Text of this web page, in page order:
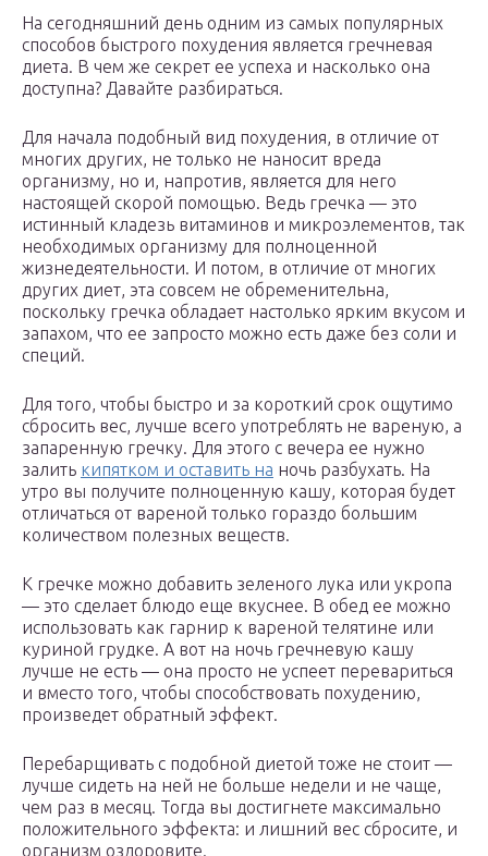
На сегодняшний день одним из самых популярных
способов быстрого похудения является гречневая
диета. В чем же секрет ее успеха и насколько она
доступна? Давайте разбираться.
Для начала подобный вид похудения, в отличие от
многих других, не только не наносит вреда
организму, но и, напротив, является для него
настоящей скорой помощью. Ведь гречка — это
истинный кладезь витаминов и микроэлементов, так
необходимых организму для полноценной
жизнедеятельности. И потом, в отличие от многих
других диет, эта совсем не обременительна,
поскольку гречка обладает настолько ярким вкусом и
запахом, что ее запросто можно есть даже без соли и
специй.
Для того, чтобы быстро и за короткий срок ощутимо
сбросить вес, лучше всего употреблять не вареную, а
запаренную гречку. Для этого с вечера ее нужно
залить кипятком и оставить на ночь разбухать. На
утро вы получите полноценную кашу, которая будет
отличаться от вареной только гораздо большим
количеством полезных веществ.
К гречке можно добавить зеленого лука или укропа
— это сделает блюдо еще вкуснее. В обед ее можно
использовать как гарнир к вареной телятине или
куриной грудке. А вот на ночь гречневую кашу
лучше не есть — она просто не успеет перевариться
и вместо того, чтобы способствовать похудению,
произведет обратный эффект.
Перебарщивать с подобной диетой тоже не стоит —
лучше сидеть на ней не больше недели и не чаще,
чем раз в месяц. Тогда вы достигнете максимально
положительного эффекта: и лишний вес сбросите, и
организм оздоровите.